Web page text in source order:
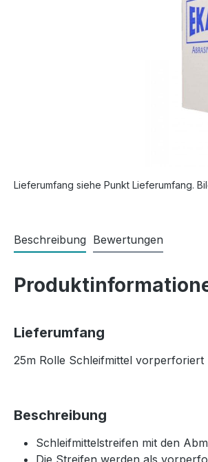
Lieferumfang siehe Punkt Lieferumfang.
Beschreibung Bewertungen
Lieferumfang
25m Rolle Schleifmittel vorperforiert
Beschreibung
Schleifmittelstreifen mit den